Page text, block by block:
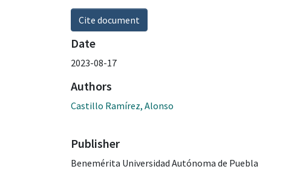
Cite document
Date
2023-08-17
Authors
Castillo Ramírez, Alonso
Publisher
Benemérita Universidad Autónoma de Puebla